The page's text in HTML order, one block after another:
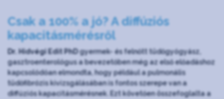
Csak a 100% a jó? A diffúziós
kapacitásmérésről
Dr. Hidvégi Edit PhDgyermek- és felnőtt tüdőgyógyász,
gasztroenterológus a bevezetőben még az első előadáshoz
kapcsolódóan elmondta, hogy például a pulmonális
tüdőfibrózis kivizsgálásában is fontos szerepe van a
diffúziós kapacitásmérésnek. Ezt követően összefoglalta a